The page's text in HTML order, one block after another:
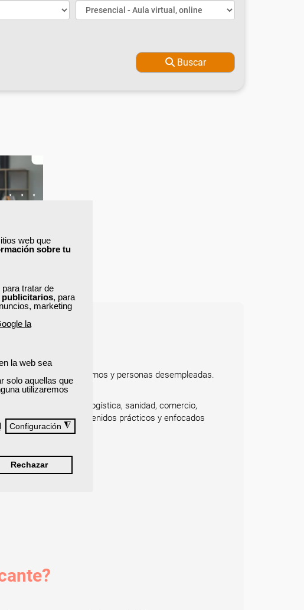
web que
sobre tu
para tratar de
publicitarios, para
marketing
la
la web sea
solo aquellas que
utilizaremos
Configuración ◮
Rechazar
Buscar
trabajadores, autónomos y personas desempleadas.
presencial o mixta.
atención al cliente, logística, sanidad, comercio,
actualizados con contenidos prácticos y enfocados